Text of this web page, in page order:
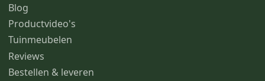
Blog
Productvideo's
Tuinmeubelen
Reviews
Bestellen & leveren